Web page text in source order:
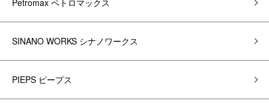
Petromax ペトロマックス
SINANO WORKS シナノワークス
PIEPS ピープス